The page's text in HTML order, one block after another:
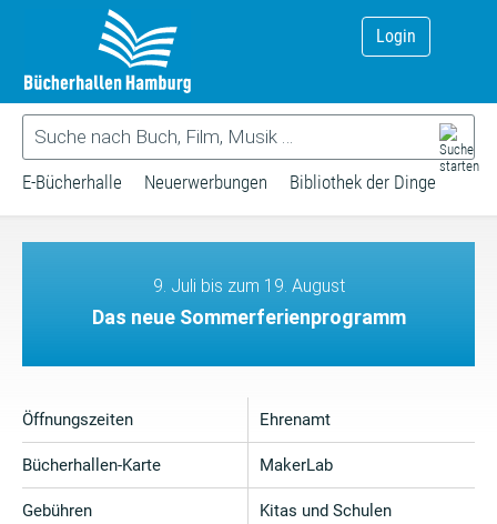
Login
E-Bücherhalle Neuerwerbungen Bibliothek der Dinge
9. Juli bis zum 19. August
Das neue Sommerferienprogramm
Öffnungszeiten
Bücherhallen-Karte
Gebühren
Ehrenamt
MakerLab
Kitas und Schulen